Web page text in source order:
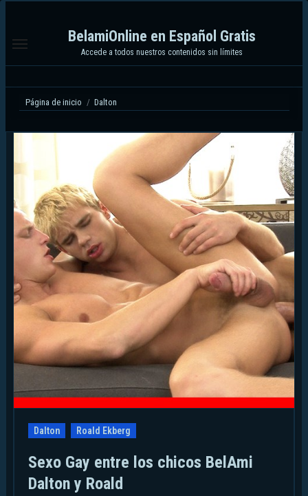
contenido
BelamiOnline en Español Gratis
Accede a todos nuestros contenidos sin límites
Página de inicio Dalton
Dalton Roald Ekberg
Sexo Gay entre los chicos BelAmi
Dalton y Roald